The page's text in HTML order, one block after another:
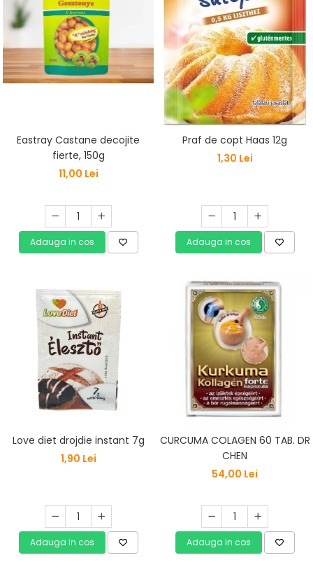
Vitamine Gal
Eastray Castane decojite
fierte, 150g
11,00 Lei
Adauga in cos
Praf de copt Haas 12g
1,30 Lei
Adauga in cos
Love diet drojdie instant 7g
1,90 Lei
Adauga in cos
CURCUMA COLAGEN 60 TAB. DR
CHEN
54,00 Lei
Adauga in cos